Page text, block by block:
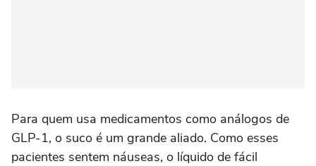
Para quem usa medicamentos como análogos de
GLP-1, o suco é um grande aliado. Como esses
pacientes sentem náuseas, o líquido de fácil